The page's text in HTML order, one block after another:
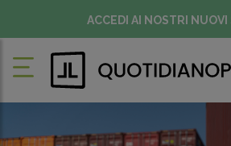
ACCEDI AI NOSTRI NUOVI